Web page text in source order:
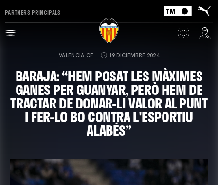
PARTNERS PRINCIPALS
VALENCIA CF 19 DICIEMBRE 2024
BARAJA: “HEM POSAT LES MÀXIMES
GANES PER GUANYAR, PERÒ HEM DE
TRACTAR DE DONAR-LI VALOR AL PUNT
I FER-LO BO CONTRA L'ESPORTIU
ALABÉS”